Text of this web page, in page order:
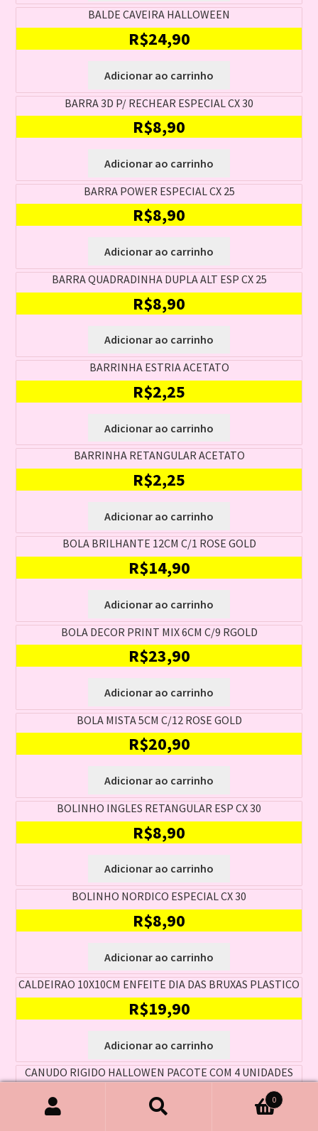
BALDE CAVEIRA HALLOWEEN
R$24,90
Adicionar ao carrinho
BARRA 3D P/ RECHEAR ESPECIAL CX 30
R$8,90
Adicionar ao carrinho
BARRA POWER ESPECIAL CX 25
R$8,90
Adicionar ao carrinho
BARRA QUADRADINHA DUPLA ALT ESP CX 25
R$8,90
Adicionar ao carrinho
BARRINHA ESTRIA ACETATO
R$2,25
Adicionar ao carrinho
BARRINHA RETANGULAR ACETATO
R$2,25
Adicionar ao carrinho
BOLA BRILHANTE 12CM C/1 ROSE GOLD
R$14,90
Adicionar ao carrinho
BOLA DECOR PRINT MIX 6CM C/9 RGOLD
R$23,90
Adicionar ao carrinho
BOLA MISTA 5CM C/12 ROSE GOLD
R$20,90
Adicionar ao carrinho
BOLINHO INGLES RETANGULAR ESP CX 30
R$8,90
Adicionar ao carrinho
BOLINHO NORDICO ESPECIAL CX 30
R$8,90
Adicionar ao carrinho
CALDEIRAO 10X10CM ENFEITE DIA DAS BRUXAS PLASTICO
R$19,90
Adicionar ao carrinho
CANUDO RIGIDO HALLOWEN PACOTE COM 4 UNIDADES
16,90
Pesquisar
Pesquisar
0